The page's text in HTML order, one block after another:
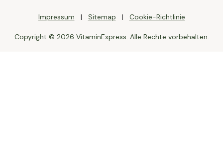
Impressum Sitemap Cookie-Richtlinie
Copyright © 2026 VitaminExpress. Alle Rechte vorbehalten.